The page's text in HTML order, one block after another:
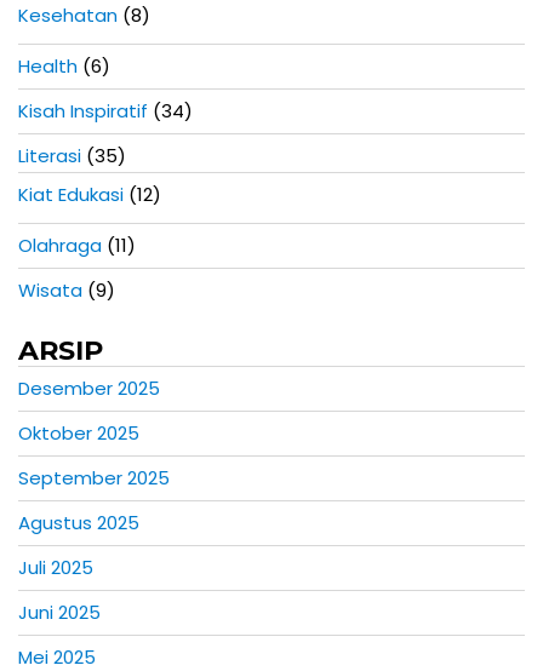
Kesehatan (8)
Health (6)
Kisah Inspiratif (34)
Literasi (35)
Kiat Edukasi (12)
Olahraga (11)
Wisata (9)
ARSIP
Desember 2025
Oktober 2025
September 2025
Agustus 2025
Juli 2025
Juni 2025
Mei 2025